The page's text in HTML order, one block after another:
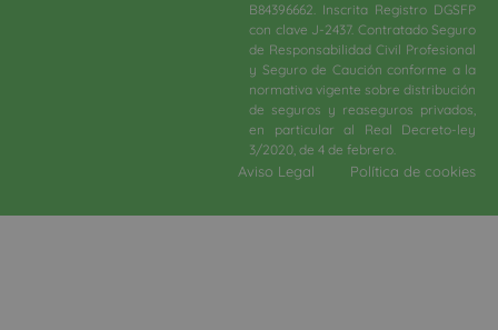
B84396662. Inscrita Registro DGSFP
con clave J-2437. Contratado Seguro
de Responsabilidad Civil Profesional
y Seguro de Caución conforme a la
normativa vigente sobre distribución
de seguros y reaseguros privados,
en particular al Real Decreto-ley
3/2020, de 4 de febrero.​
Aviso Legal Política de cookies